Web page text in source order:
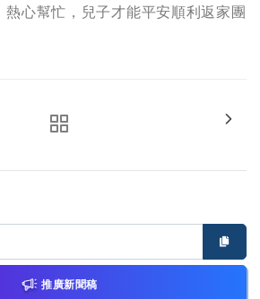
熱心幫忙，兒子才能平安順利返家團
推廣新聞稿